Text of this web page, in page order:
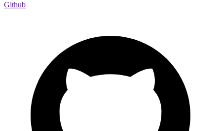
Github